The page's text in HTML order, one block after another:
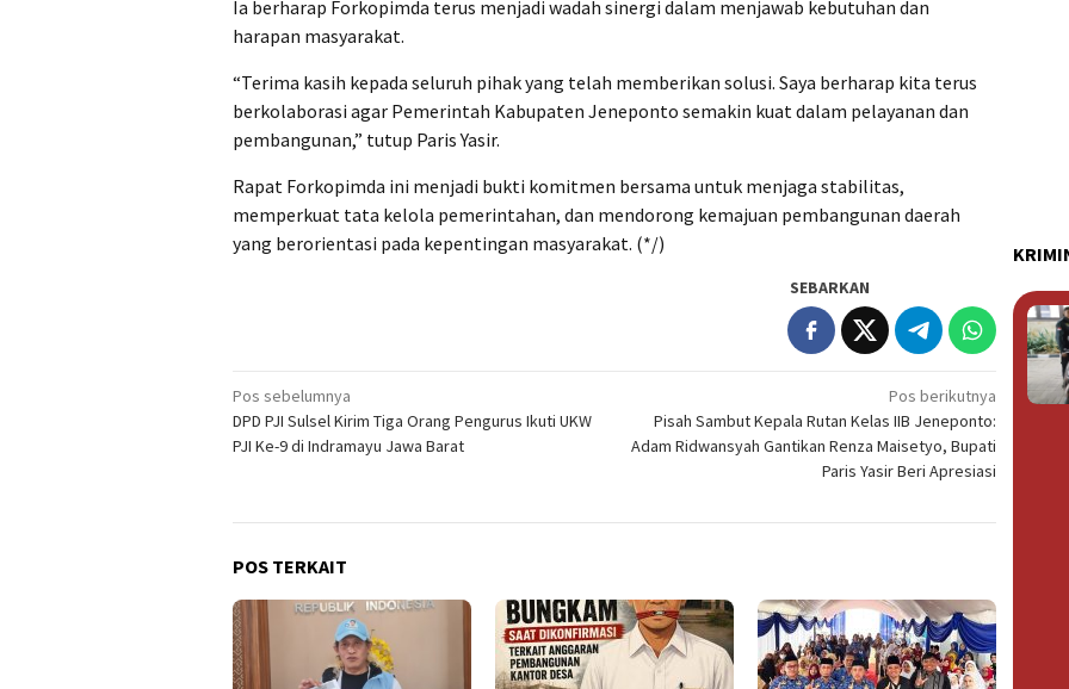
Ia berharap Forkopimda terus menjadi wadah sinergi dalam menjawab kebutuhan dan
harapan masyarakat.
“Terima kasih kepada seluruh pihak yang telah memberikan solusi. Saya berharap kita terus
berkolaborasi agar Pemerintah Kabupaten Jeneponto semakin kuat dalam pelayanan dan
pembangunan,” tutup Paris Yasir.
Rapat Forkopimda ini menjadi bukti komitmen bersama untuk menjaga stabilitas,
memperkuat tata kelola pemerintahan, dan mendorong kemajuan pembangunan daerah
yang berorientasi pada kepentingan masyarakat. (*/)
SEBARKAN
Navigasi
pos
Pos sebelumnya
DPD PJI Sulsel Kirim Tiga Orang Pengurus Ikuti UKW
PJI Ke-9 di Indramayu Jawa Barat
Pos berikutnya
Pisah Sambut Kepala Rutan Kelas IIB Jeneponto:
Adam Ridwansyah Gantikan Renza Maisetyo, Bupati
Paris Yasir Beri Apresiasi
POS TERKAIT